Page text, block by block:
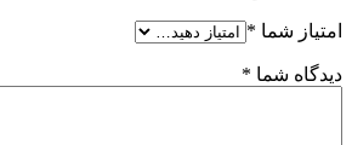
امتیاز شما *
دیدگاه شما *